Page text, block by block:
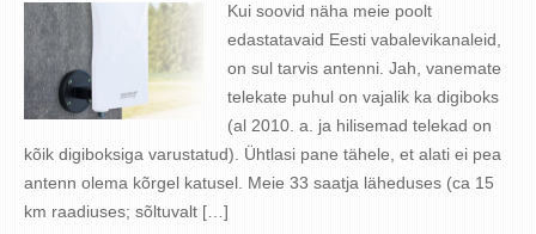
Kui soovid näha meie poolt
edastatavaid Eesti vabalevikanaleid,
on sul tarvis antenni. Jah, vanemate
telekate puhul on vajalik ka digiboks
(al 2010. a. ja hilisemad telekad on
kõik digiboksiga varustatud). Ühtlasi pane tähele, et alati ei pea
antenn olema kõrgel katusel. Meie 33 saatja läheduses (ca 15
km raadiuses; sõltuvalt […]